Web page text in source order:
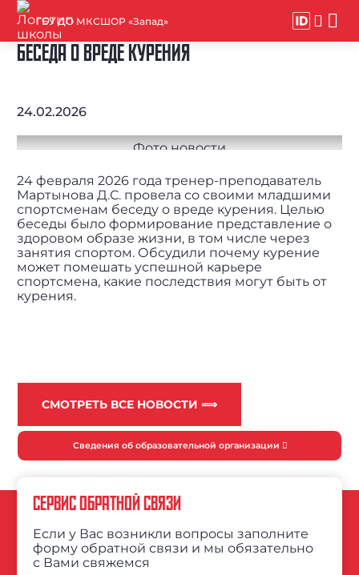
ГБУ ДО МКСШОР «Запад»
БЕСЕДА О ВРЕДЕ КУРЕНИЯ
24.02.2026
24 февраля 2026 года тренер-преподаватель
Мартынова Д.С. провела со своими младшими
спортсменам беседу о вреде курения. Целью
беседы было формирование представление о
здоровом образе жизни, в том числе через
занятия спортом. Обсудили почему курение
может помешать успешной карьере
спортсмена, какие последствия могут быть от
курения.
СМОТРЕТЬ ВСЕ НОВОСТИ ⟹
Сведения об образовательной организации
СЕРВИС ОБРАТНОЙ СВЯЗИ
Если у Вас возникли вопросы заполните
форму обратной связи и мы обязательно
с Вами свяжемся